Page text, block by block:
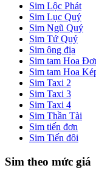
Sim Lộc Phát
Sim Lục Quý
Sim Ngũ Quý
Sim Tứ Quý
Sim ông địa
Sim tam Hoa
Sim tam Hoa
Sim Taxi 2
Sim Taxi 3
Sim Taxi 4
Sim Thần Tài
Sim tiến đơn
Sim Tiến đôi
Sim theo mức giá